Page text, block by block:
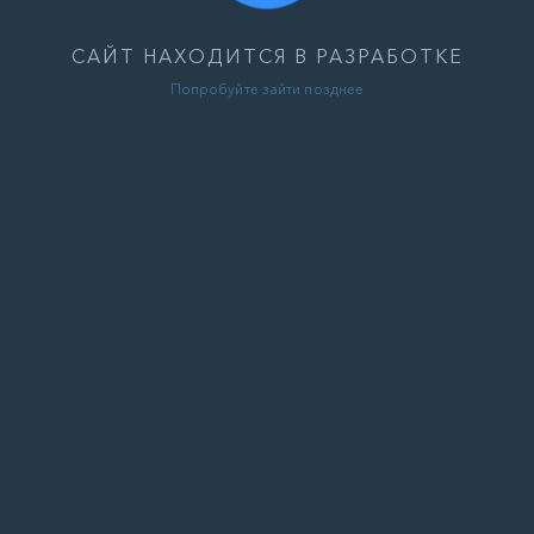
САЙТ НАХОДИТСЯ В РАЗРАБОТКЕ
Попробуйте зайти позднее